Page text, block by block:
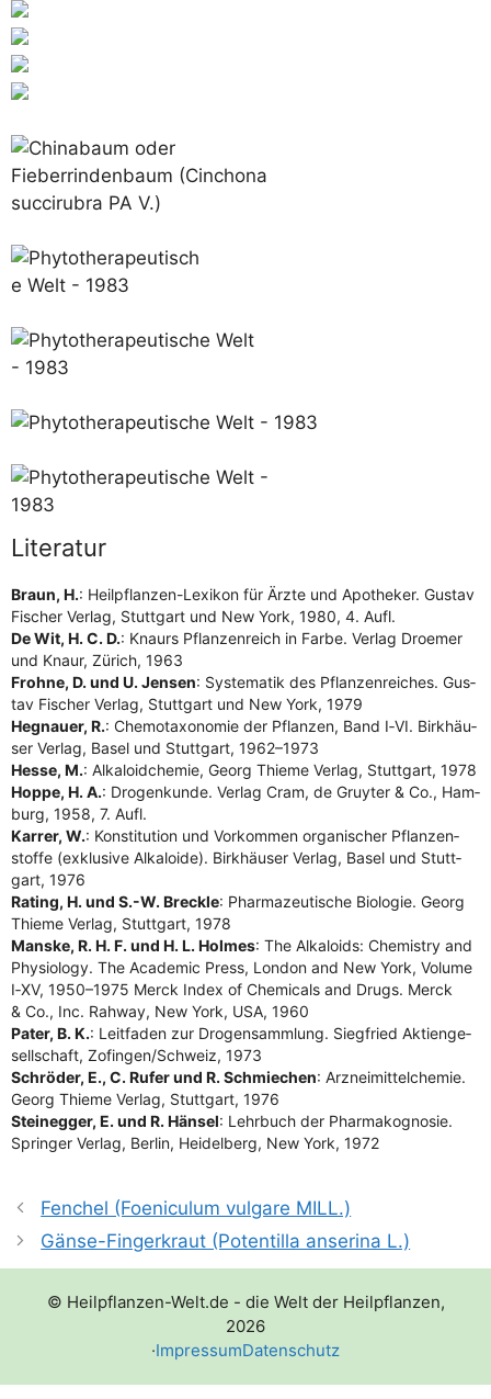
Literatur
Braun, H.: Heil­pflan­zen-Lexi­kon für Ärz­te und Apo­the­ker. Gus­tav
Fischer Ver­lag, Stutt­gart und New York, 1980, 4. Aufl.
De Wit, H. C. D.: Knaurs Pflan­zen­reich in Far­be. Ver­lag Droe­mer
und Knaur, Zürich, 1963
Froh­ne, D. und U. Jen­sen: Sys­te­ma­tik des Pflan­zen­rei­ches. Gus­
tav Fischer Ver­lag, Stutt­gart und New York, 1979
Heg­nau­er, R.: Che­mo­ta­xo­no­mie der Pflan­zen, Band I‑VI. Birk­häu­
ser Ver­lag, Basel und Stutt­gart, 1962–1973
Hes­se, M.: Alka­lo­id­che­mie, Georg Thie­me Ver­lag, Stutt­gart, 1978
Hop­pe, H. A.: Dro­gen­kun­de. Ver­lag Cram, de Gruy­ter & Co., Ham­
burg, 1958, 7. Aufl.
Kar­rer, W.: Kon­sti­tu­ti­on und Vor­kom­men orga­ni­scher Pflan­zen­
stof­fe (exklu­si­ve Alka­lo­ide). Birk­häu­ser Ver­lag, Basel und Stutt­
gart, 1976
Rating, H. und S.-W. Breck­le: Phar­ma­zeu­ti­sche Bio­lo­gie. Georg
Thie­me Ver­lag, Stutt­gart, 1978
Mans­ke, R. H. F. und H. L. Hol­mes: The Alka­lo­ids: Che­mis­try and
Phy­sio­lo­gy. The Aca­de­mic Press, Lon­don and New York, Volu­me
I‑XV, 1950–1975 Merck Index of Che­mi­cals and Drugs. Merck
& Co., Inc. Rah­way, New York, USA, 1960
Pater, B. K.: Leit­fa­den zur Dro­gen­samm­lung. Sieg­fried Akti­en­ge­
sell­schaft, Zofingen/​Schweiz, 1973
Schrö­der, E., C. Rufer und R. Schmie­chen: Arz­nei­mit­tel­che­mie.
Georg Thie­me Ver­lag, Stutt­gart, 1976
Stein­eg­ger, E. und R. Hän­sel: Lehr­buch der Phar­ma­ko­gno­sie.
Sprin­ger Ver­lag, Ber­lin, Hei­del­berg, New York, 1972
Fenchel (Foeniculum vulgare MILL.)
Gänse-Fingerkraut (Potentilla anserina L.)
© Heilpflanzen-Welt.de - die Welt der Heilpflanzen,
2026
·ImpressumDatenschutz